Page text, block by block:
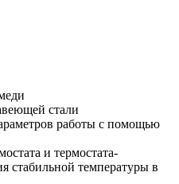
стали
работы с помощью
и термостата-
стабильной температуры в